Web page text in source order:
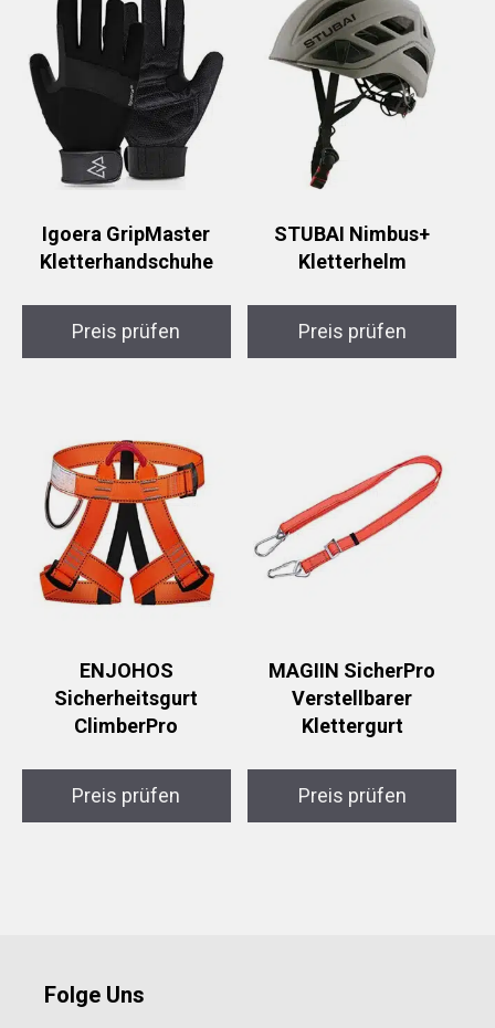
Igoera GripMaster
Kletterhandschuhe
Preis prüfen
STUBAI Nimbus+
Kletterhelm
Preis prüfen
ENJOHOS
Sicherheitsgurt
ClimberPro
Preis prüfen
MAGIIN SicherPro
Verstellbarer
Klettergurt
Preis prüfen
Folge Uns